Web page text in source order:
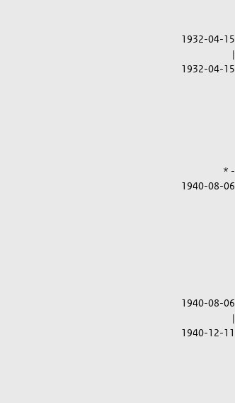
1932-04-15
|
1932-04-15
* -
1940-08-06
1940-08-06
|
1940-12-11